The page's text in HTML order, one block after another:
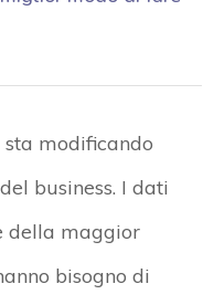
modificando
business. I dati
della maggior
bisogno di